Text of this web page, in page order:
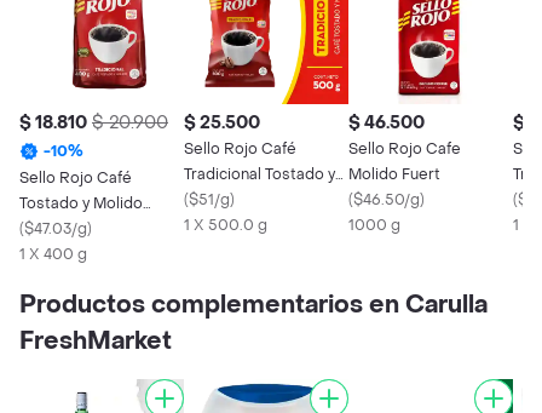
$ 18.810 $ 20.900
-10%
Sello Rojo Café
Tostado y Molido
Tradicional
($47.03/g)
1 X 400 g
$ 25.500
Sello Rojo Café
Tradicional Tostado y
Molido
($51/g)
1 X 500.0 g
$ 46.500
Sello Rojo Cafe
Molido Fuert
($46.50/g)
1000 g
$
(
1 X
Productos complementarios en Carulla
FreshMarket